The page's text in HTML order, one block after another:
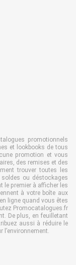
promotionnels
et lookbooks de tous
promotion et vous
des remises et des
trouver toutes les
ou déstockages
le premier à afficher les
à votre boîte aux
ligne quand vous êtes
Promocatalogues.fr
De plus, en feuilletant
aussi à réduire le